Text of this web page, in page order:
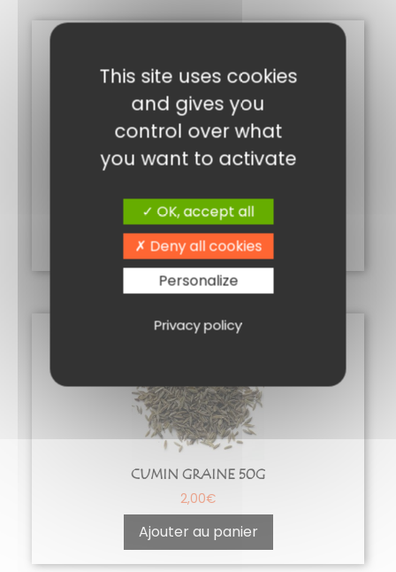
2,00€
Ajouter au panier
CUMIN GRAINE 50G
2,00€
Ajouter au panier
This site uses cookies
and gives you
control over what
you want to activate
OK, accept all
Deny all cookies
Personalize
Privacy policy